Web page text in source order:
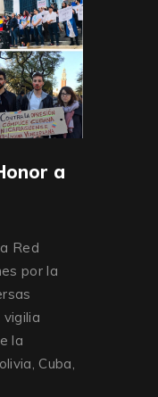
a
Red
por la
vigilia
la
Cuba,